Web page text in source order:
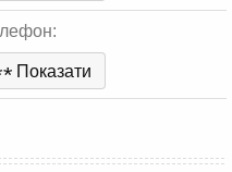
* Показати